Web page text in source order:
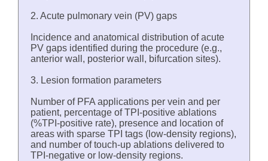
2. Acute pulmonary vein (PV) gaps
Incidence and anatomical distribution of acute
PV gaps identified during the procedure (e.g.,
anterior wall, posterior wall, bifurcation sites).
3. Lesion formation parameters
Number of PFA applications per vein and per
patient, percentage of TPI-positive ablations
(%TPI-positive rate), presence and location of
areas with sparse TPI tags (low-density regions),
and number of touch-up ablations delivered to
TPI-negative or low-density regions.